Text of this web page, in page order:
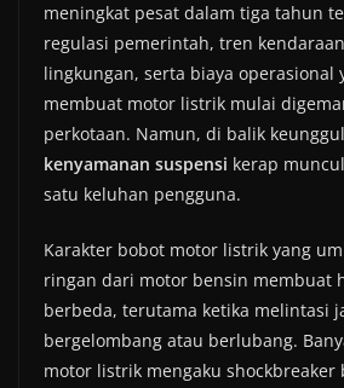
meningkat pesat dalam tiga tahun
regulasi pemerintah, tren
lingkungan, serta biaya operasional
membuat motor listrik mulai
perkotaan. Namun, di balik
kenyamanan suspensi kerap
satu keluhan pengguna.
Karakter bobot motor listrik yang
ringan dari motor bensin membuat
berbeda, terutama ketika melintasi
bergelombang atau berlubang.
motor listrik mengaku shockbreaker